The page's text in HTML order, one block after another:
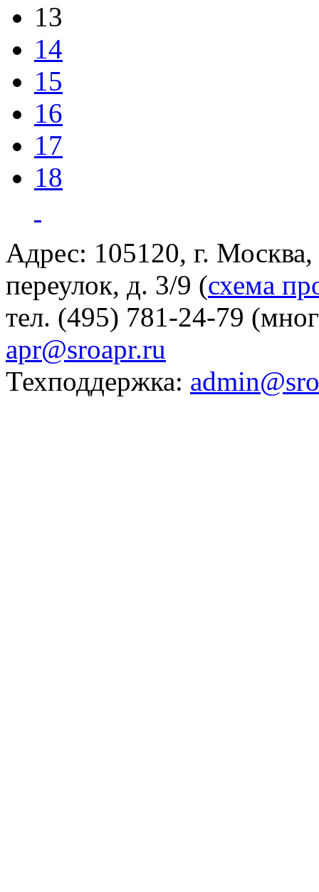
13
14
15
16
17
18
Адрес: 105120, г.
переулок, д. 3/9 (схема
тел. (495) 781-24-79
apr@sroapr.ru
Техподдержка: